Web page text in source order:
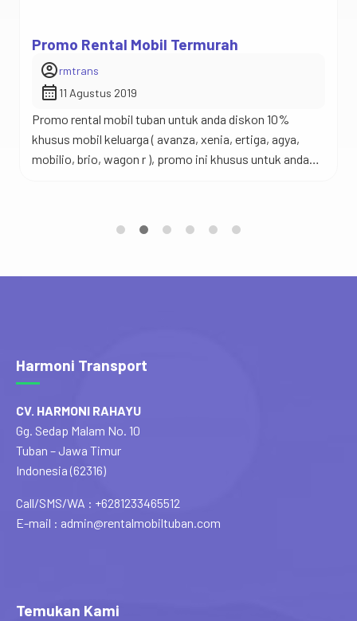
Promo Rental Mobil Termurah
account_circlermtrans
calendar_month 11 Agustus 2019
Promo rental mobil tuban untuk anda diskon 10%
khusus mobil keluarga ( avanza, xenia, ertiga, agya,
mobilio, brio, wagon r ), promo ini khusus untuk anda
atau link wa https://api.whatsapp.com/send?
[…]
Harmoni Transport
CV. HARMONI RAHAYU
Gg. Sedap Malam No. 10
Tuban – Jawa Timur
Indonesia (62316)
Call/SMS/WA : +6281233465512
E-mail : admin@rentalmobiltuban.com
Temukan Kami